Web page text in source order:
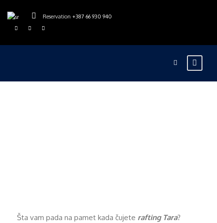
Reservation +387 66 930 940
Šta vam pada na pamet kada čujete rafting Tara?